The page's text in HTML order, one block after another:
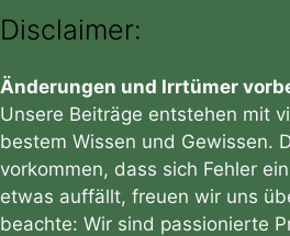
Disclaimer:
Änderungen und Irrtümer
Unsere Beiträge entstehen mit
bestem Wissen und Gewissen.
vorkommen, dass sich Fehler
etwas auffällt, freuen wir uns
beachte: Wir sind passionierte